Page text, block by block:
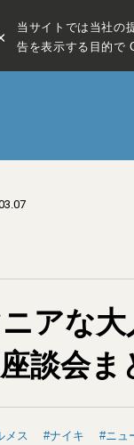
当サイトでは当社の
告を表示する目的で
アな
談会ま
メス ナイキ ニュ